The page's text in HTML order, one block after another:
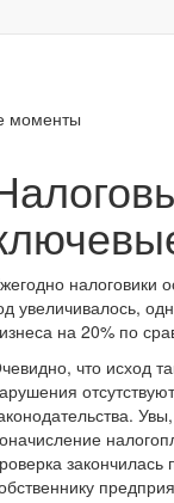
моменты
налоговики
увеличивалось,
на 20% по
что исход
закончилась